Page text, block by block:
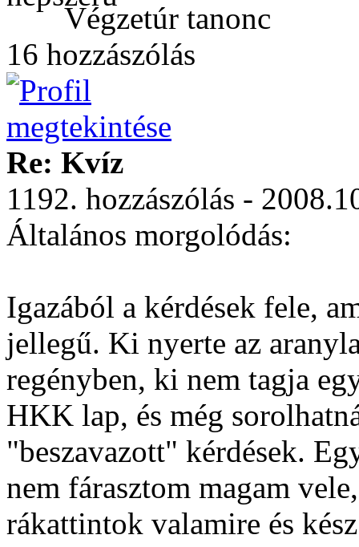
Végzetúr tanonc
16 hozzászólás
Re: Kvíz
1192. hozzászólás -
Általános morgolódás:
Igazából a kérdések fele,
jellegű. Ki nyerte az
regényben, ki nem tagja
HKK lap, és még
"beszavazott" kérdések.
nem fárasztom magam
rákattintok valamire és